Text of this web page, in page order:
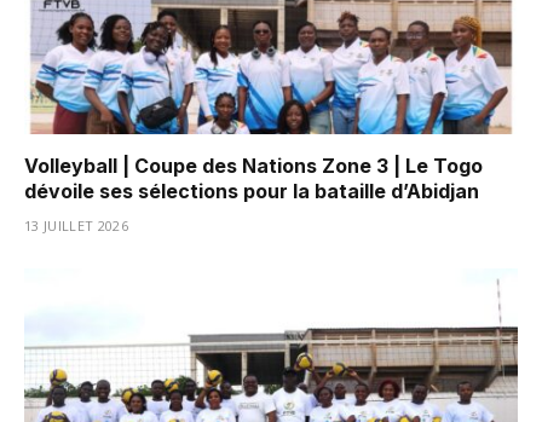
Volleyball | Coupe des Nations Zone 3 | Le Togo
dévoile ses sélections pour la bataille d’Abidjan
13 JUILLET 2026